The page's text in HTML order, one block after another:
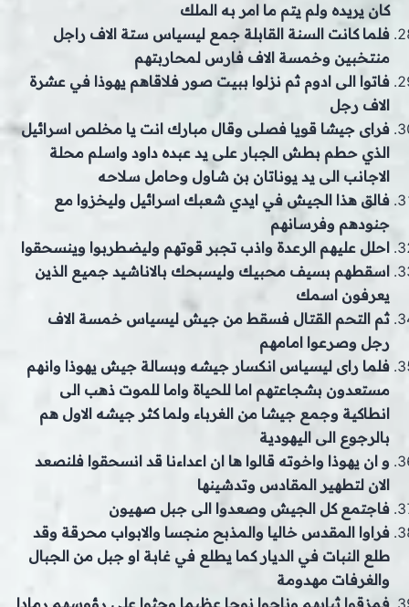
كان يريده ولم يتم ما امر به الملك
فلما كانت السنة القابلة جمع ليسياس ستة الاف راجل
منتخبين وخمسة الاف فارس لمحاربتهم
فاتوا الى ادوم ثم نزلوا ببيت صور فلاقاهم يهوذا في عشرة
الاف رجل
فراى جيشا قويا فصلى وقال مبارك انت يا مخلص اسرائيل
الذي حطم بطش الجبار على يد عبده داود واسلم محلة
الاجانب الى يد يوناتان بن شاول وحامل سلاحه
فالق هذا الجيش في ايدي شعبك اسرائيل وليخزوا مع
جنودهم وفرسانهم
احلل عليهم الرعدة واذب تجبر قوتهم وليضطربوا وينسحقوا
اسقطهم بسيف محبيك وليسبحك بالاناشيد جميع الذين
يعرفون اسمك
ثم التحم القتال فسقط من جيش ليسياس خمسة الاف
رجل وصرعوا امامهم
فلما راى ليسياس انكسار جيشه وبسالة جيش يهوذا وانهم
مستعدون بشجاعتهم اما للحياة واما للموت ذهب الى
انطاكية وجمع جيشا من الغرباء ولما كثر جيشه الاول هم
بالرجوع الى اليهودية
و ان يهوذا واخوته قالوا ها ان اعداءنا قد انسحقوا فلنصعد
الان لتطهير المقادس وتدشينها
فاجتمع كل الجيش وصعدوا الى جبل صهيون
فراوا المقدس خاليا والمذبح منجسا والابواب محرقة وقد
طلع النبات في الديار كما يطلع في غابة او جبل من الجبال
والغرفات مهدومة